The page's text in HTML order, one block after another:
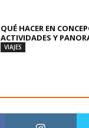
QUÉ HACER EN
ACTIVIDADES Y
VIAJES